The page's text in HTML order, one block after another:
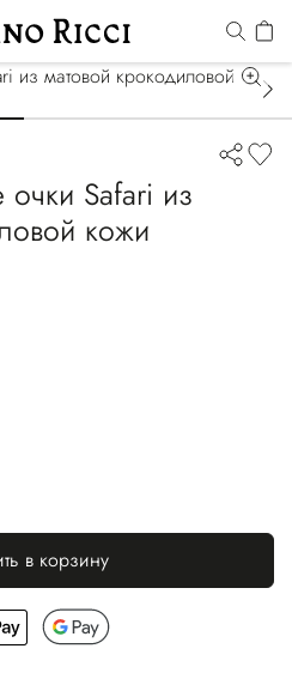
Safari из
кожи
в корзину